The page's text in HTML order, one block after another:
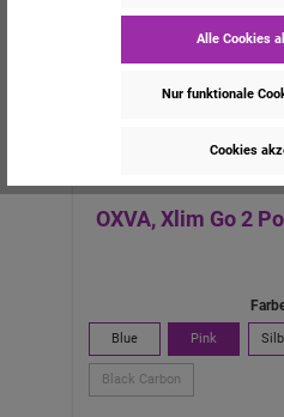
OXVA, Xlim Go 2
Blue Pink
Black Carbon
Alle Cookies
Nur funktionale
Cookies